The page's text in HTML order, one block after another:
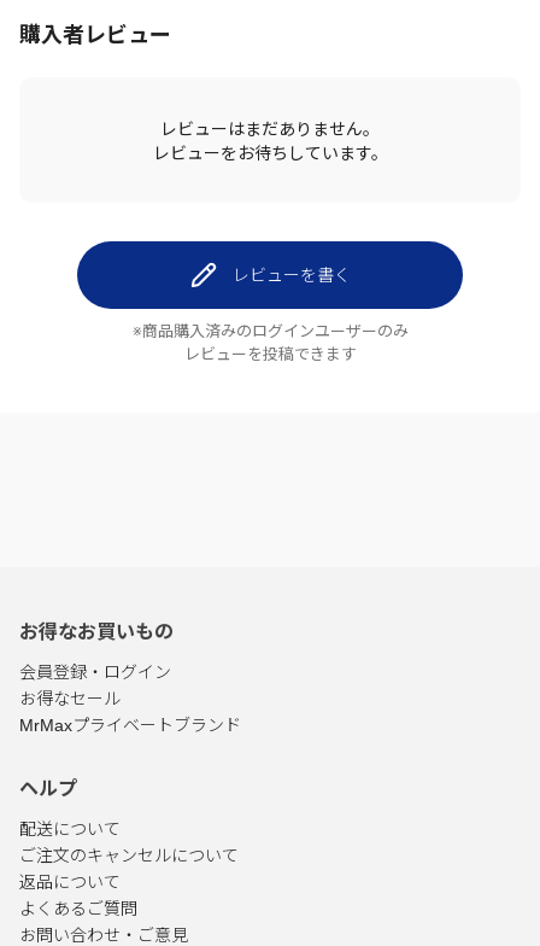
購入者レビュー
レビューはまだありません。
レビューをお待ちしています。
レビューを書く
※商品購入済みのログインユーザーのみ
レビューを投稿できます
お得なお買いもの
会員登録・ログイン
お得なセール
MrMaxプライベートブランド
ヘルプ
配送について
ご注文のキャンセルについて
返品について
よくあるご質問
お問い合わせ・ご意見